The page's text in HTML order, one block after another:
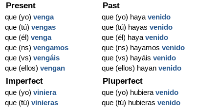
Present
que (yo) venga
que (tú) vengas
que (él) venga
que (ns) vengamos
que (vs) vengáis
que (ellos) vengan
Past
que (yo) hayavenido
que (tú) hayasvenido
que (él) hayavenido
que (ns) hayamosvenido
que (vs) hayáisvenido
que (ellos) hayanvenido
Imperfect
que (yo) viniera
que (tú) vinieras
Pluperfect
que (yo) hubieravenido
que (tú) hubierasvenido